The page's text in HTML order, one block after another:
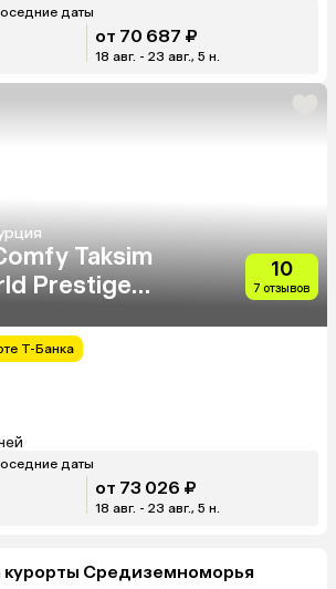
даты
от 70 687 ₽
18 авг. - 23 авг., 5 н.
Taksim
Prestige
10
7 отзывов
Т-Банка
даты
от 73 026 ₽
18 авг. - 23 авг., 5 н.
курорты Средиземноморья